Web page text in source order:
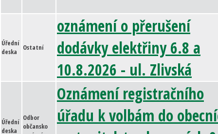
Úřední
deska
Ostatní
oznámení o přerušení
dodávky elektřiny 6.8 a
10.8.2026 - ul. Zlivská
Úřední
deska
Odbor
občansko
Oznámení registračního
úřadu k volbám do